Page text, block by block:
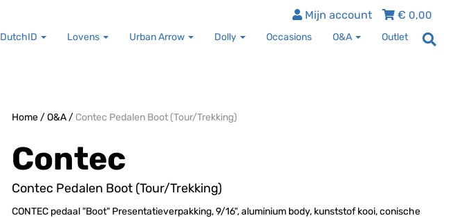
€ 0,00
Mijn account
DutchID Lovens Urban Arrow Dolly Occasions O&A Outlet
Home/O&A/ Contec Pedalen Boot (Tour/Trekking)
Contec
Contec Pedalen Boot (Tour/Trekking)
CONTEC pedaal "Boot" Presentatieverpakking, 9/16", aluminium body, kunststof kooi, conische